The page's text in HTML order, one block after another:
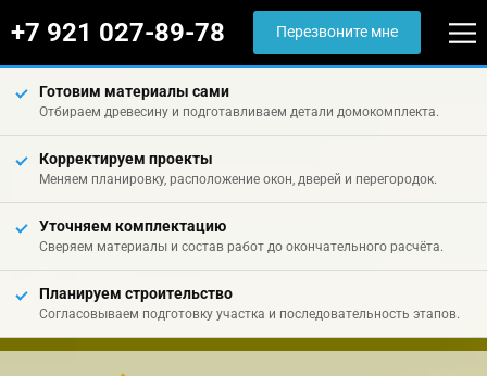
+7 921 027-89-78 Перезвоните мне
Готовим материалы сами
Отбираем древесину и подготавливаем детали домокомплекта.
Корректируем проекты
Меняем планировку, расположение окон, дверей и перегородок.
Уточняем комплектацию
Сверяем материалы и состав работ до окончательного расчёта.
Планируем строительство
Согласовываем подготовку участка и последовательность этапов.